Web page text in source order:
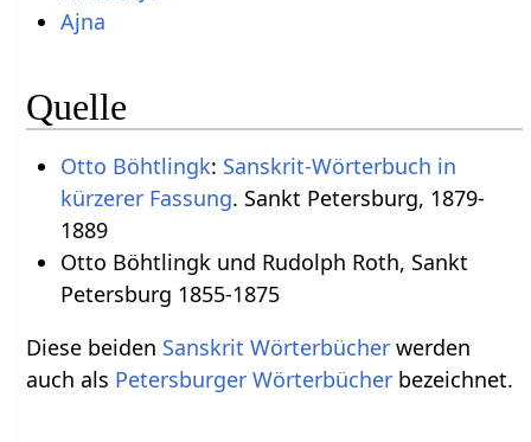
Ajna
Quelle
Otto Böhtlingk: Sanskrit-Wörterbuch in
kürzerer Fassung. Sankt Petersburg, 1879-
1889
Otto Böhtlingk und Rudolph Roth, Sankt
Petersburg 1855-1875
Diese beiden Sanskrit Wörterbücher werden
auch als Petersburger Wörterbücher bezeichnet.